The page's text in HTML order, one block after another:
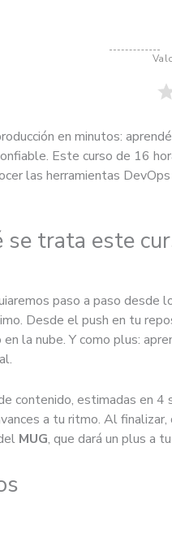
en minutos:
Este curso de 16
las herramientas
se trata este
paso a paso desde
Desde el push en tu
la nube. Y como plus:
contenido, estimadas en 4
a tu ritmo. Al
MUG, que dará un plus a